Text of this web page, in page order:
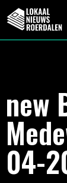
new
04-